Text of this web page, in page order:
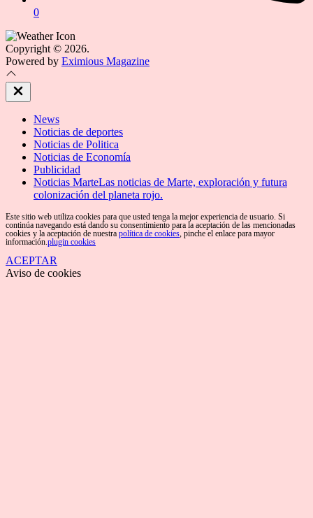
0
Copyright © 2026.
Powered by Eximious Magazine
Close
Off
News
Noticias de deportes
Noticias de Politica
Noticias de Economía
Publicidad
Noticias MarteLas noticias de Marte, exploración y futura
colonización del planeta rojo.
Este sitio web utiliza cookies para que usted tenga la mejor experiencia de usuario. Si
continúa navegando está dando su consentimiento para la aceptación de las mencionadas
cookies y la aceptación de nuestra política de cookies, pinche el enlace para mayor
información.plugin cookies
ACEPTAR
Aviso de cookies